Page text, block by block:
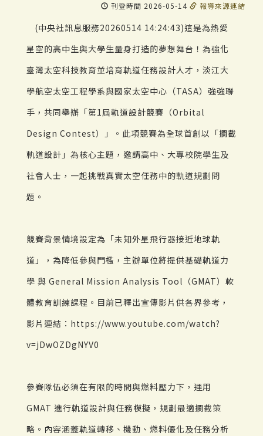
刊登時間 2026-05-14 報導來源連結
(中央社訊息服務20260514 14:24:43)這是為熱愛
星空的高中生與大學生量身打造的夢想舞台！為強化
臺灣太空科技教育並培育軌道任務設計人才，淡江大
學航空太空工程學系與國家太空中心（TASA）強強聯
手，共同舉辦「第1屆軌道設計競賽（Orbital
Design Contest）」。此項競賽為全球首創以「攔截
軌道設計」為核心主題，邀請高中、大專校院學生及
社會人士，一起挑戰真實太空任務中的軌道規劃問
題。
競賽背景情境設定為「未知外星飛行器接近地球軌
道」，為降低參與門檻，主辦單位將提供基礎軌道力
學 與 General Mission Analysis Tool（GMAT）軟
體教育訓練課程。目前已釋出宣傳影片供各界參考，
影片連結：https://www.youtube.com/watch?
v=jDwOZDgNYV0
參賽隊伍必須在有限的時間與燃料壓力下，運用
GMAT 進行軌道設計與任務模擬，規劃最適攔截策
略。內容涵蓋軌道轉移、機動、燃料優化及任務分析